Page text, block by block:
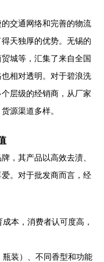
交通网络和完善的物流
天独厚的优势。无锡的
城等，汇集了来自全国
相对透明。对于碧浪洗
层级的经销商，从厂家
源渠道多样。
，其产品以高效去渍、
。对于批发商而言，经
本，消费者认可度高，
瓶装）、不同香型和功能